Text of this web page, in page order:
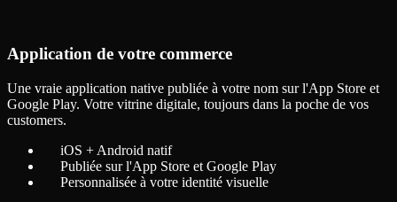
Application de votre commerce
Une vraie application native publiée à votre nom sur l'App Store et
Google Play. Votre vitrine digitale, toujours dans la poche de vos
customers.
iOS + Android natif
Publiée sur l'App Store et Google Play
Personnalisée à votre identité visuelle